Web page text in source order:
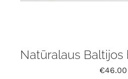
€46.00